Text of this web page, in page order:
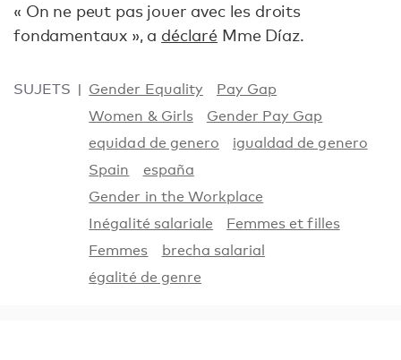
« On ne peut pas jouer avec les droits
fondamentaux », a déclaré Mme Díaz.
SUJETS Gender Equality
Pay Gap
Women & Girls
Gender Pay Gap
equidad de genero
igualdad de genero
Spain
españa
Gender in the Workplace
Inégalité salariale
Femmes et filles
Femmes
brecha salarial
égalité de genre